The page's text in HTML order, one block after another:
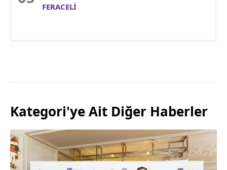
FERACELİ
Kategori'ye Ait Diğer Haberler